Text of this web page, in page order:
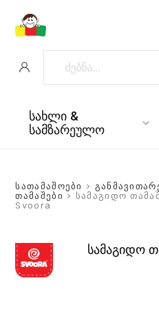
სახლი &
სამზარეულო
სათამაშოები >
თამაშები > სამაგიდო
Svoora
სამაგიდო